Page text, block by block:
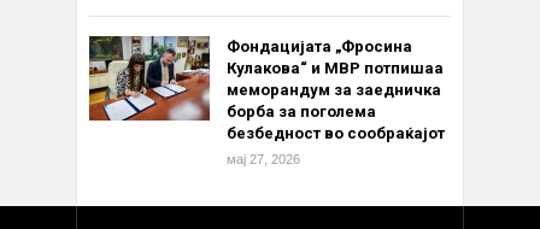
Фондацијата „Фросина
Кулакова“ и МВР потпишаа
меморандум за заедничка
борба за поголема
безбедност во сообраќајот
мај 27, 2026